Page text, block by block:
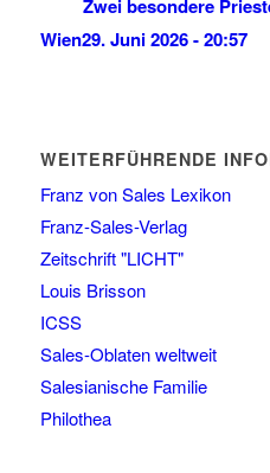
Zwei besondere
Wien29. Juni 2026 - 20:57
WEITERFÜHRENDE
Franz von Sales Lexikon
Franz-Sales-Verlag
Zeitschrift "LICHT"
Louis Brisson
ICSS
Sales-Oblaten weltweit
Salesianische Familie
Philothea